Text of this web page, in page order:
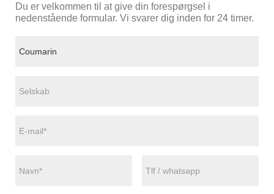
Du er velkommen til at give din forespørgsel i
nedenstående formular. Vi svarer dig inden for 24 timer.